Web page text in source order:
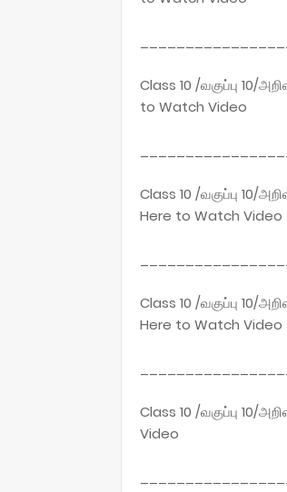
Class 10 /வகுப்பு 10/
to Watch Video
Class 10 /வகுப்பு 10/
Here to Watch Video
Class 10 /வகுப்பு 10/
Here to Watch Video
Class 10 /வகுப்பு 10/
Video